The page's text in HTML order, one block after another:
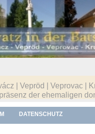
| Vepröd | Veprovac |
der ehemaligen
DATENSCHUTZ